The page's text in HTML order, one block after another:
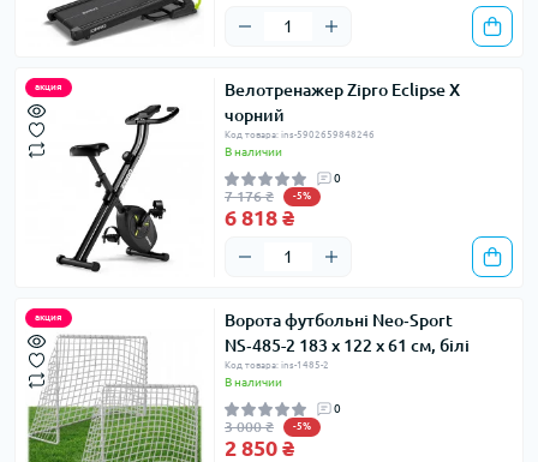
акция
Велотренажер Zipro Eclipse X
чорний
Код товара: ins-5902659848246
В наличии
0
7 176 ₴ -5%
6 818 ₴
акция
Ворота футбольні Neo‑Sport
NS‑485-2 183 х 122 х 61 см, білі
Код товара: ins-1485-2
В наличии
0
3 000 ₴ -5%
2 850 ₴